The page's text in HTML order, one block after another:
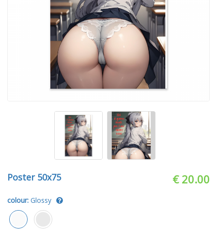
Poster 50x75 € 20.00
colour: Glossy